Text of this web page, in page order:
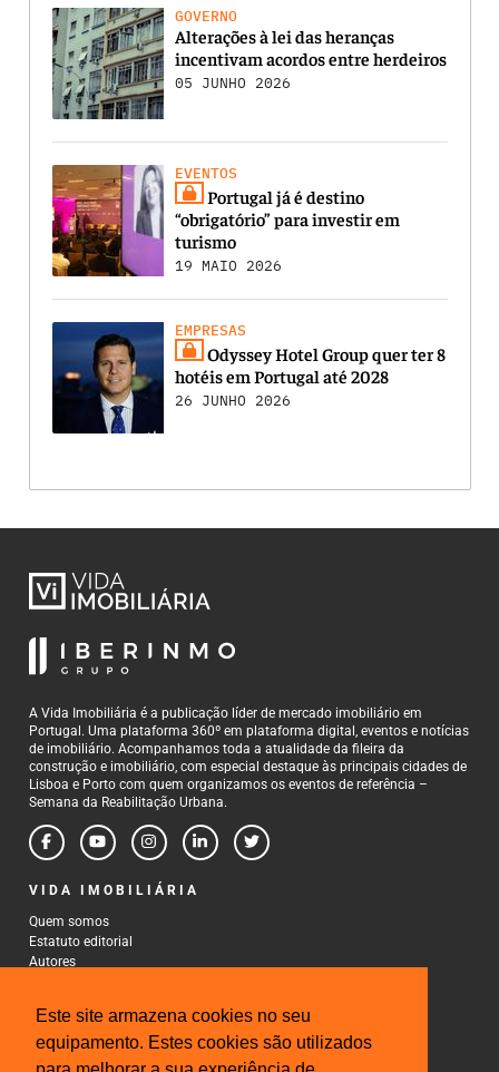
Este site armazena cookies no seu
equipamento. Estes cookies são utilizados
GOVERNO
Alterações à lei das heranças
incentivam acordos entre herdeiros
05 JUNHO 2026
EVENTOS
Portugal já é destino
“obrigatório” para investir em
turismo
19 MAIO 2026
EMPRESAS
Odyssey Hotel Group quer ter 8
hotéis em Portugal até 2028
26 JUNHO 2026
A Vida Imobiliária é a publicação líder de mercado imobiliário em
Portugal. Uma plataforma 360º em plataforma digital, eventos e notícias
de imobiliário. Acompanhamos toda a atualidade da fileira da
construção e imobiliário, com especial destaque às principais cidades de
Lisboa e Porto com quem organizamos os eventos de referência –
Semana da Reabilitação Urbana.
VIDA IMOBILIÁRIA
Quem somos
Estatuto editorial
Autores
CONTACTOS